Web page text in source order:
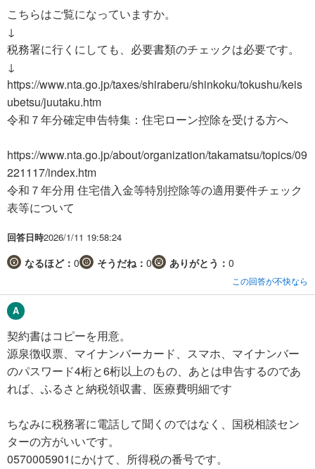
こちらはご覧になっていますか。
↓
税務署に行くにしても、必要書類のチェックは必要です。
↓
https://www.nta.go.jp/taxes/shiraberu/shinkoku/tokushu/keis
ubetsu/juutaku.htm
令和７年分確定申告特集：住宅ローン控除を受ける方へ
https://www.nta.go.jp/about/organization/takamatsu/topics/09
221117/index.htm
令和７年分用 住宅借入金等特別控除等の適用要件チェック
表等について
回答日時2026/1/11 19:58:24
なるほど： 0 そうだね： 0 ありがとう： 0
この回答が不快なら
契約書はコピーを用意。
源泉徴収票、マイナンバーカード、スマホ、マイナンバー
のパスワード4桁と6桁以上のもの、あとは申告するのであ
れば、ふるさと納税領収書、医療費明細です
ちなみに税務署に電話して聞くのではなく、国税相談セン
ターの方がいいです。
0570005901にかけて、所得税の番号です。